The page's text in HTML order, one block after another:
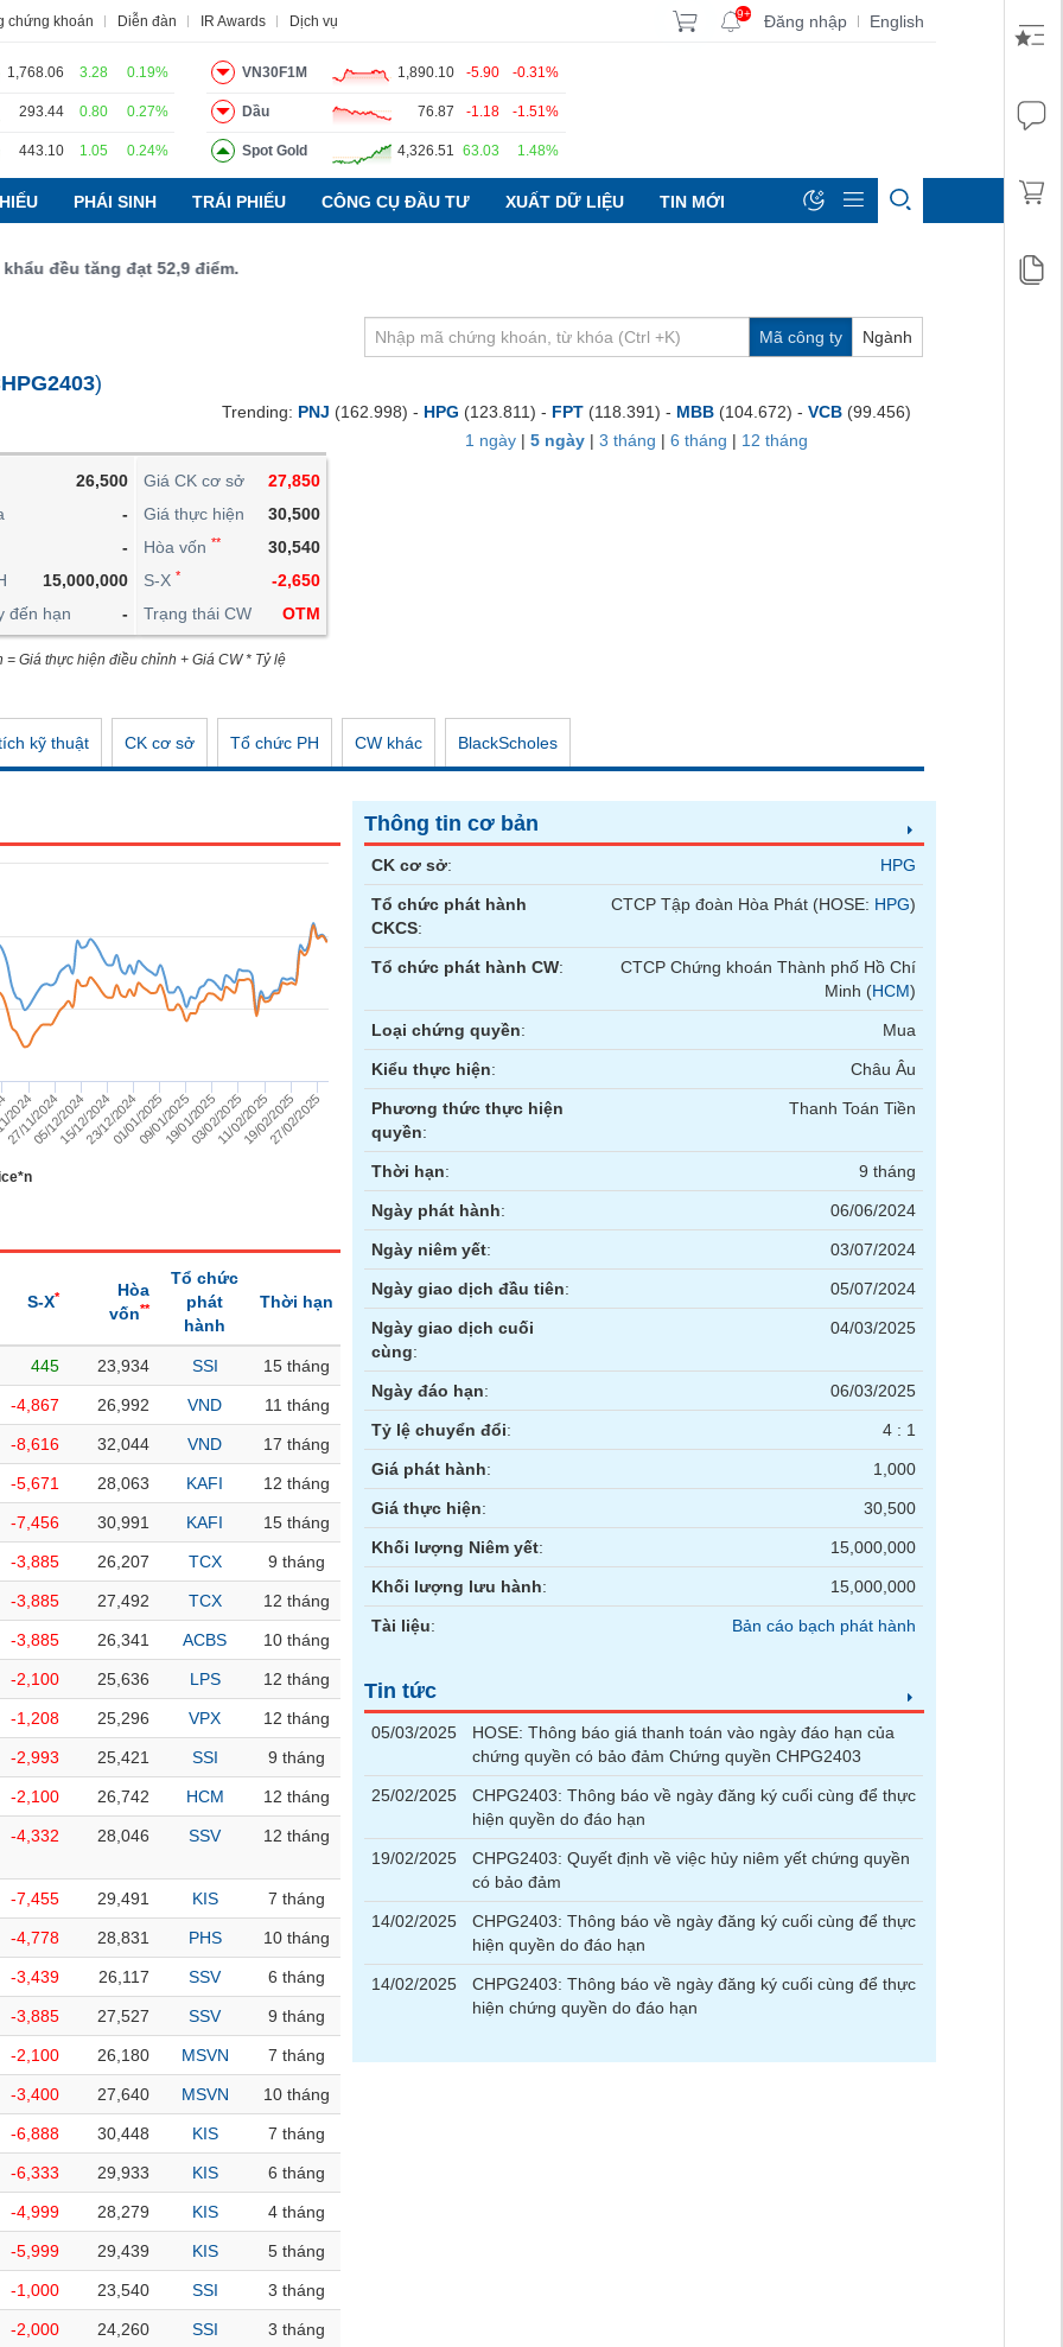
chứng khoán Diễn đàn IR Awards Dịch vụ 9+ Đăng nhập | English
1,768.06 3.28 0.19%
293.44 0.80 0.27%
443.10 1.05 0.24%
VN30F1M 1,890.10 -5.90 -0.31%
Dầu 76.87 -1.18 -1.51%
Spot Gold 4,326.51 63.03 1.48%
PHÁI SINH TRÁI PHIẾU CÔNG CỤ ĐẦU TƯ XUẤT DỮ LIỆU TIN MỚI
tăng đạt 52,9 điểm.
Mã công ty Ngành
)
26,500
-
-
15,000,000
đến hạn
-
Giá CK cơ sở
27,850
Giá thực hiện
30,500
Hòa vốn **
30,540
S-X *
-2,650
Trạng thái CW
OTM
Giá thực hiện điều chỉnh + Giá CW * Tỷ lệ
Trending: PNJ (162.998) - HPG (123.811) - FPT (118.391) - MBB (104.672) - VCB (99.456)
1 ngày | 5 ngày | 3 tháng | 6 tháng | 12 tháng
kỹ thuật CK cơ sở Tổ chức PH CW khác BlackScholes
27/11/202405/12/202415/12/202423/12/202401/01/202509/01/202519/01/202503/02/202511/02/202519/02/2025
27/02/2025
S-X*
Hòa
vốn**
Tổ chức
phát
hành
Thời hạn
445 23,934 SSI 15 tháng
-4,867 26,992 VND 11 tháng
-8,616 32,044 VND 17 tháng
-5,671 28,063 KAFI 12 tháng
-7,456 30,991 KAFI 15 tháng
-3,885 26,207 TCX 9 tháng
-3,885 27,492 TCX 12 tháng
-3,885 26,341 ACBS 10 tháng
-2,100 25,636 LPS 12 tháng
-1,208 25,296 VPX 12 tháng
-2,993 25,421 SSI 9 tháng
-2,100 26,742 HCM 12 tháng
-4,332 28,046 SSV 12 tháng
-7,455 29,491 KIS 7 tháng
-4,778 28,831 PHS 10 tháng
-3,439 26,117 SSV 6 tháng
-3,885 27,527 SSV 9 tháng
-2,100 26,180 MSVN 7 tháng
-3,400 27,640 MSVN 10 tháng
-6,888 30,448 KIS 7 tháng
-6,333 29,933 KIS 6 tháng
-4,999 28,279 KIS 4 tháng
-5,999 29,439 KIS 5 tháng
-1,000 23,540 SSI 3 tháng
-2,000 24,260 SSI 3 tháng
Thông tin cơ bản
CK cơ sở: HPG
Tổ chức phát hành
CKCS:
CTCP Tập đoàn Hòa Phát (HOSE: HPG)
Tổ chức phát hành CW:
CTCP Chứng khoán Thành phố Hồ Chí
Minh (HCM)
Loại chứng quyền: Mua
Kiểu thực hiện: Châu Âu
Phương thức thực hiện
quyền:
Thanh Toán Tiền
Thời hạn: 9 tháng
Ngày phát hành: 06/06/2024
Ngày niêm yết: 03/07/2024
Ngày giao dịch đầu tiên: 05/07/2024
Ngày giao dịch cuối
cùng:
04/03/2025
Ngày đáo hạn: 06/03/2025
Tỷ lệ chuyển đổi: 4 : 1
Giá phát hành: 1,000
Giá thực hiện: 30,500
Khối lượng Niêm yết: 15,000,000
Khối lượng lưu hành: 15,000,000
Tài liệu: Bản cáo bạch phát hành
Tin tức
05/03/2025
HOSE: Thông báo giá thanh toán vào ngày đáo hạn của
chứng quyền có bảo đảm Chứng quyền CHPG2403
25/02/2025
CHPG2403: Thông báo về ngày đăng ký cuối cùng để thực
hiện quyền do đáo hạn
19/02/2025
CHPG2403: Quyết định về việc hủy niêm yết chứng quyền
có bảo đảm
14/02/2025
CHPG2403: Thông báo về ngày đăng ký cuối cùng để thực
hiện quyền do đáo hạn
14/02/2025
CHPG2403: Thông báo về ngày đăng ký cuối cùng để thực
hiện chứng quyền do đáo hạn
Tin tức Báo cáo phân tích Thuật ngữ Dịch vụ
PHÁI SINH
TRÁI PHIẾU
CÔNG CỤ ĐẦU TƯ
XUẤT DỮ LIỆU
TIN MỚI
Hợp đồng tương lai Trái phiếu